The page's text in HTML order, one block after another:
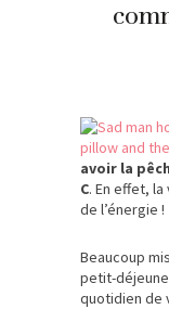
avoir la
C. En effet,
de l’énergie !
Beaucoup
petit-
quotidien de